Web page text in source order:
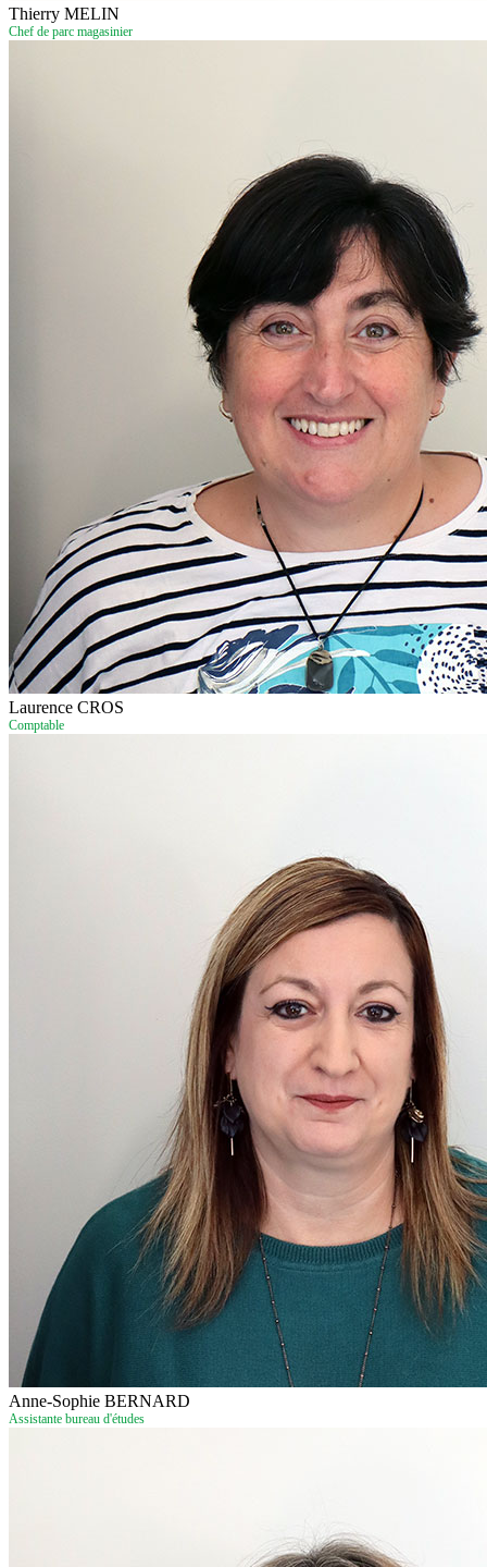
Thierry MELIN
Chef de parc magasinier
Laurence CROS
Comptable
Anne-Sophie BERNARD
Assistante bureau d'études